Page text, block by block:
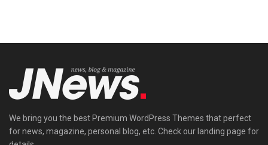
We bring you the best Premium WordPress Themes that perfect
for news, magazine, personal blog, etc. Check our landing page for